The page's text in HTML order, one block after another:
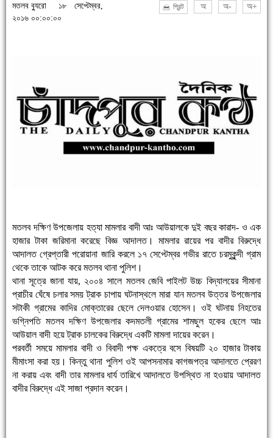
মতলব ব্যুরো
১৮ সেপ্টেম্বর,
২০১৬ ০০:০০:০০
প্রিন্ট অ অ- অ+
মতলব দক্ষিণ উপজেলায় হত্যা মামলার বাদী আঃ আউয়ালকে দুই বছর কারাদ- ও এক
হাজার টাকা জরিমানা করেছে বিজ্ঞ আদালত। মামলার রায়ের পর বাদীর বিরুদ্ধে
আদালত গ্রেপ্তারী পরোয়ানা জারি করলে ১৭ সেপ্টেম্বর গভীর রাতে চরমুকুন্দী গ্রাম
থেকে তাকে আটক করে মতলব থানা পুলিশ।
থানা সূত্রে জানা যায়, ২০০৪ সালে মতলব জেবি পাইলট উচ্চ বিদ্যালয়ের সীমানা
প্রাচীর ঘেঁষে চলার সময় ট্রাক চাপায় ঘটনাস্থলে মারা যান মতলব উত্তর উপজেলার
সটাকী গ্রামের কাদির মোক্তারের ছেলে দেলওয়ার হোসেন। ওই ঘটনায় নিহতের
ভগি্নপতি মতলব দক্ষিণ উপজেলার কদমতলী গ্রামের শামছুল হকের ছেলে আঃ
আউয়াল বাদী হয়ে ট্রাক চালকের বিরুদ্ধে একটি মামলা দায়ের করেন।
পরবর্তী সময়ে মামলার বাদী ও বিবাদী পক্ষ একত্রে বসে বিষয়টি ২০ হাজার টাকায়
মীমাংসা করা হয়। কিন্তু থানা পুলিশ ওই আপসনামার কাগজপত্র আদালতে প্রেরণ
না করায় এবং বাদী তার মামলার ধার্য তারিখে আদালতে উপস্থিত না হওয়ায় আদালত
বাদীর বিরুদ্ধে এই সাজা প্রদান করেন।